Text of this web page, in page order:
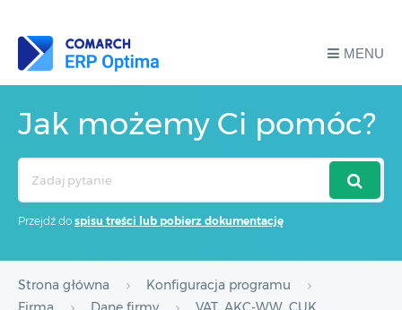
MENU
Jak możemy Ci pomóc?
Przejdź do spisu treści lub pobierz dokumentację
Strona główna
Konfiguracja programu